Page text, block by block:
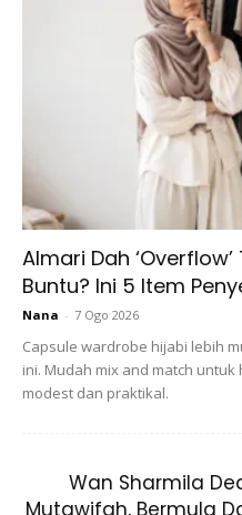
Muda-Muda Dah
Almari Dah
Buntu? Ini 5 Item
Nana - 7 Ogo 2026
Capsule wardrobe hijabi lebih
ini. Mudah mix and match untuk
modest dan praktikal.
Wan Sharmila
Mutawifah, Bermula